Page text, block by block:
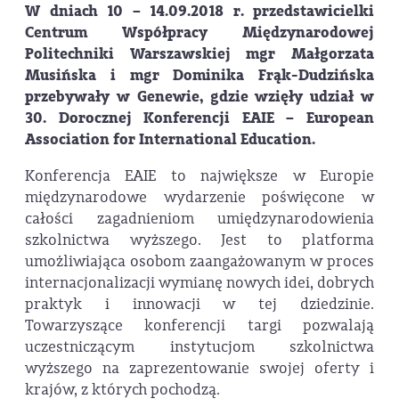
W dniach 10 – 14.09.2018 r. przedstawicielki
Centrum Współpracy Międzynarodowej
Politechniki Warszawskiej mgr Małgorzata
Musińska i mgr Dominika Frąk-Dudzińska
przebywały w Genewie, gdzie wzięły udział w
30. Dorocznej Konferencji EAIE – European
Association for International Education.
Konferencja EAIE to największe w Europie
międzynarodowe wydarzenie poświęcone w
całości zagadnieniom umiędzynarodowienia
szkolnictwa wyższego. Jest to platforma
umożliwiająca osobom zaangażowanym w proces
internacjonalizacji wymianę nowych idei, dobrych
praktyk i innowacji w tej dziedzinie.
Towarzyszące konferencji targi pozwalają
uczestniczącym instytucjom szkolnictwa
wyższego na zaprezentowanie swojej oferty i
krajów, z których pochodzą.